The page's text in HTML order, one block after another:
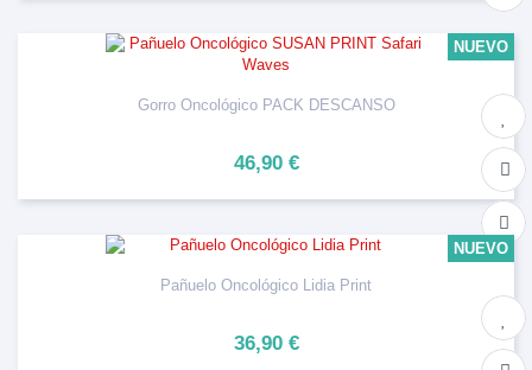
NUEVO
Gorro Oncológico PACK DESCANSO
46,90 €
NUEVO
Pañuelo Oncológico Lidia Print
36,90 €